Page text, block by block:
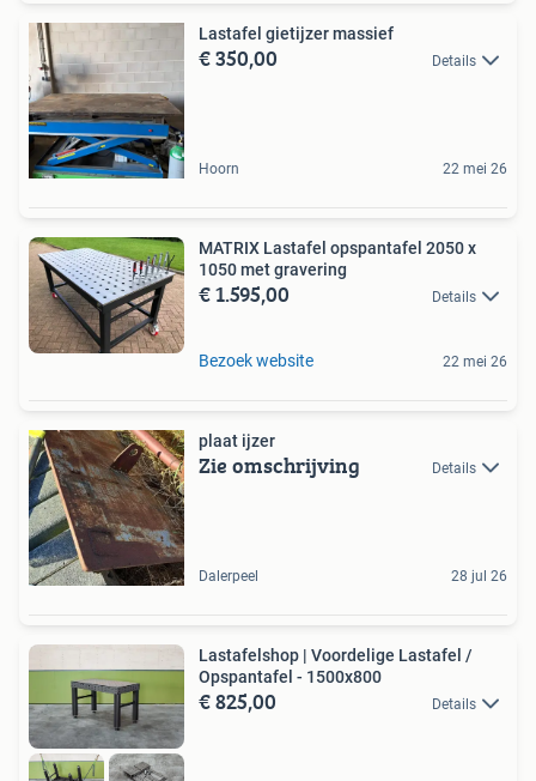
Lastafel gietijzer massief
€ 350,00 Details
Hoorn 22 mei 26
MATRIX Lastafel opspantafel 2050 x
1050 met gravering
€ 1.595,00 Details
Bezoek website 22 mei 26
plaat ijzer
Zie omschrijving Details
Dalerpeel 28 jul 26
Lastafelshop | Voordelige Lastafel /
Opspantafel - 1500x800
€ 825,00 Details